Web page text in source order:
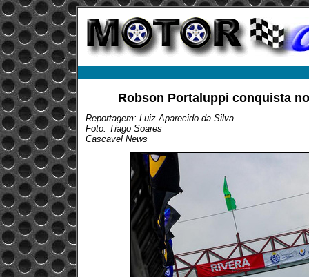
Robson Portaluppi conquista
Reportagem: Luiz Aparecido da Silva
Foto: Tiago Soares
Cascavel News